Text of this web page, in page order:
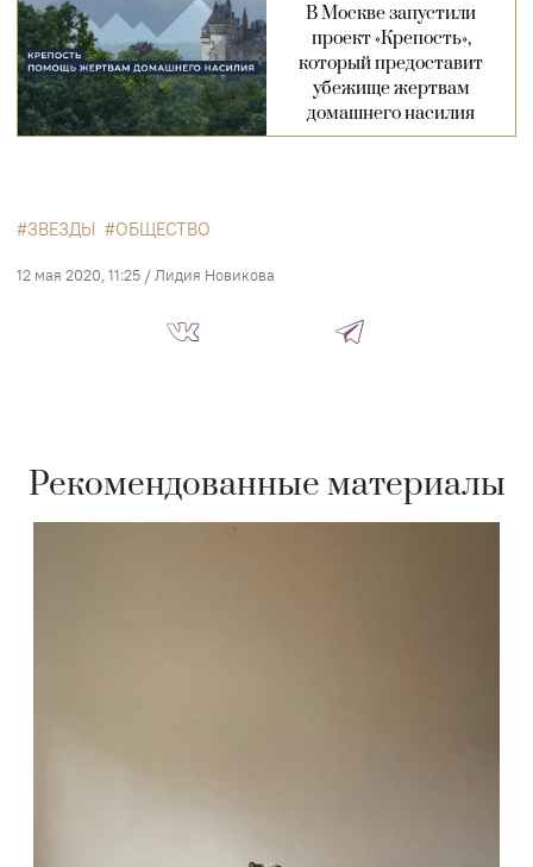
В Москве запустили
проект «Крепость»,
который предоставит
убежище жертвам
домашнего насилия
ЗВЕЗДЫ ОБЩЕСТВО
12 мая 2020, 11:25 / Лидия Новикова
Рекомендованные материалы